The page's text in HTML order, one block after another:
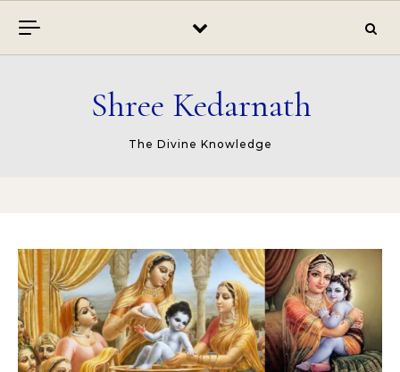
Shree Kedarnath
The Divine Knowledge